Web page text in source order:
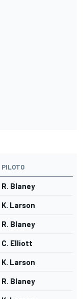
PILOTO
R. Blaney
K. Larson
R. Blaney
C. Elliott
K. Larson
R. Blaney